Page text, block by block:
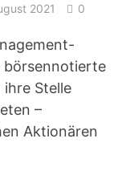
2021 0
börsennotierte
Stelle
–
Aktionären